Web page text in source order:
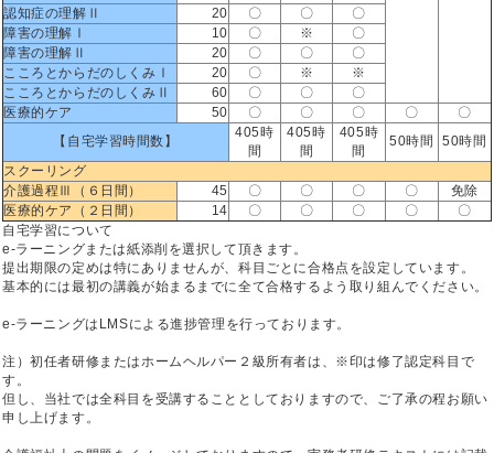
認知症の理解Ⅱ
20 〇 〇
〇
障害の理解Ⅰ
10 〇 ※
〇
障害の理解Ⅱ
20 〇 〇
〇
こころとからだのしくみⅠ
20 〇 ※
※
こころとからだのしくみⅡ
60 〇 〇
〇
医療的ケア
50 〇 〇 〇 〇
〇
【自宅学習時間数】
405時
間
405時
間
405時
間
50時間
50時間
スクーリング
介護過程Ⅲ（６日間）
45 〇 〇 〇 〇
免除
医療的ケア（２日間）
14 〇 〇 〇 〇
〇
自宅学習について
e-ラーニングまたは紙添削を選択して頂きます。
提出期限の定めは特にありませんが、科目ごとに合格点を設定しています。
基本的には最初の講義が始まるまでに全て合格するよう取り組んでください。
e-ラーニングはLMSによる進捗管理を行っております。
注）初任者研修またはホームヘルパー２級所有者は、※印は修了認定科目で
す。
但し、当社では全科目を受講することとしておりますので、ご了承の程お願い
申し上げます。